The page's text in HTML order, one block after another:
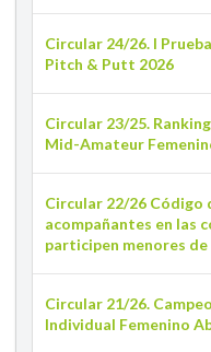
Circular 24/26. I
Pitch & Putt 2026
Circular 23/25.
Mid-Amateur
Circular 22/26 Código
acompañantes en las
participen menores de
Circular 21/26.
Individual Femenino